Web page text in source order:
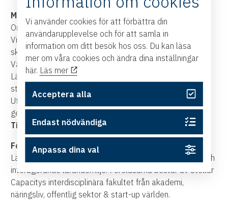
MODUL 3. TILLVÄXT
Områden som täcks i modulen:
Vilka metoder och processer du bör använda för att
skapa nya produkter/tjänster
Väx på nya marknader med hjälp av digitala plattformar
Lär dig använda bolagets ekosystem och bygg
strategiska partnerskap som är värdeskapande
Utöka din digitala närvaro – growth hacking och leads
generering i digitala kanaler
Tid & Dag: kl. 09.00-12.00 den 2 juli
Format
Lärandet sker live och online för att skapa en effektiv och
interagerande lärandemiljö. Föreläsarna består av Stellar
Capacitys interdisciplinära fakultet från akademi,
näringsliv, offentlig sektor & start-up världen.
Vi använder cookies för att förbättra din
användarupplevelse och för att samla in
information om ditt besök hos oss. Du kan läsa
mer om våra cookies och ändra dina inställningar
här. Läs mer
Acceptera alla
Endast nödvändiga
Anpassa dina val